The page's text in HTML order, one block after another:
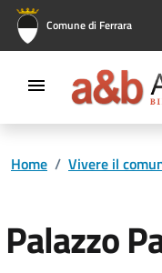
Vai al contenuto
Vai al footer
Comune di Ferrara
Home / Vivere il
Palazzo